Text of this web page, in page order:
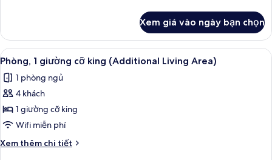
queen
(Comm
&
Mobil,
Accessible
Tub)
Phòng
Tiêu
chuẩn,
giường
cỡ
(Comm
&
Accessible
Xem giá vào ngày bạn chọn
Xem
tất
cả
ảnh
Phòng,
1
giường
cỡ
Phòng, 1 giường cỡ king (Additional
6
Phòng, 1 giường cỡ king (Additional Living Area)
1 phòng ngủ
4 khách
1 giường cỡ king
Wifi miễn phí
Xem thêm chi tiết
Chi